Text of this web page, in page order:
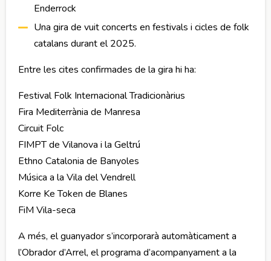
Enderrock
Una gira de vuit concerts en festivals i cicles de folk
catalans durant el 2025.
Entre les cites confirmades de la gira hi ha:
Festival Folk Internacional Tradicionàrius
Fira Mediterrània de Manresa
Circuit Folc
FIMPT de Vilanova i la Geltrú
Ethno Catalonia de Banyoles
Música a la Vila del Vendrell
Korre Ke Token de Blanes
FiM Vila-seca
A més, el guanyador s’incorporarà automàticament a
l’Obrador d’Arrel, el programa d’acompanyament a la